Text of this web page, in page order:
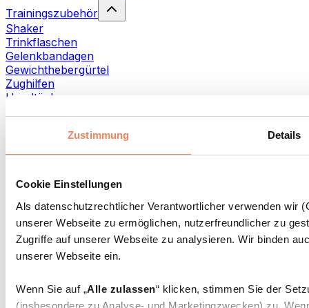
Zustimmung Details
Cookie Einstellungen
Als datenschutzrechtlicher Verantwortlicher verwenden wir
unserer Webseite zu ermöglichen, nutzerfreundlicher zu
Zugriffe auf unserer Webseite zu analysieren. Wir binden
unserer Webseite ein.
Wenn Sie auf „Alle zulassen“ klicken, stimmen Sie der
(insbesondere zu Analyse- und Marketingzwecken) zu.
Trainingszubehör
Shaker
Trinkflaschen
Gelenkbandagen
Gewichthebergürtel
Zughilfen
Handtücher
Faszien- und Massagerollen
Weitere Rehabilitationshilfen
Taschen & Rucksäcke
Essenstaschen und Meal-Prep-Zubehör
Sporttaschen
Zubehör nach Aktivität
Laufen